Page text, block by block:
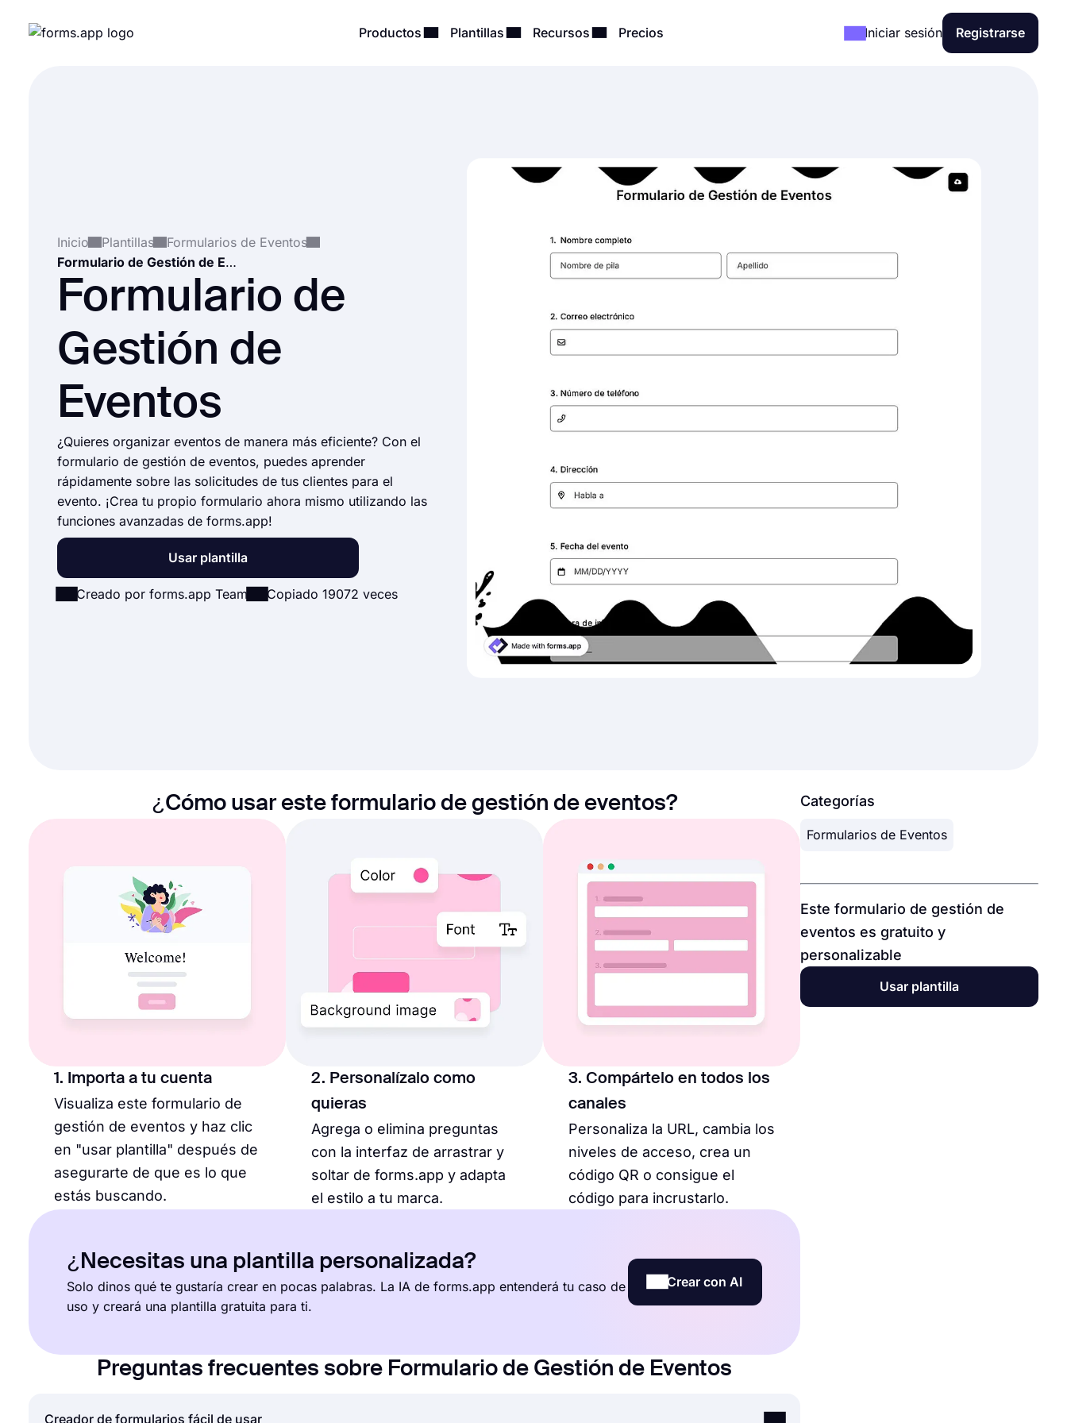
Productos Plantillas Recursos Precios Iniciar sesión Registrarse
Inicio Plantillas
Formularios de Eventos
Formulario de Gestión de Eventos
Formulario de
Gestión de
Eventos
¿Quieres organizar eventos de manera más eficiente? Con el
formulario de gestión de eventos, puedes aprender
rápidamente sobre las solicitudes de tus clientes para el
evento. ¡Crea tu propio formulario ahora mismo utilizando las
funciones avanzadas de forms.app!
Usar plantilla
Creado por forms.app Team Copiado 19072 veces
¿Cómo usar este formulario de gestión de eventos?
1. Importa a tu cuenta
Visualiza este formulario de
gestión de eventos y haz clic
en "usar plantilla" después de
asegurarte de que es lo que
estás buscando.
2. Personalízalo como
quieras
Agrega o elimina preguntas
con la interfaz de arrastrar y
soltar de forms.app y adapta
el estilo a tu marca.
3. Compártelo en todos los
canales
Personaliza la URL, cambia los
niveles de acceso, crea un
código QR o consigue el
código para incrustarlo.
¿Necesitas una plantilla personalizada?
Solo dinos qué te gustaría crear en pocas palabras. La IA de forms.app entenderá tu caso de
uso y creará una plantilla gratuita para ti.
Crear con AI
Preguntas frecuentes sobre Formulario de Gestión de Eventos
Creador de formularios fácil de usar
Categorías
Formularios de Eventos
Este formulario de gestión de
eventos es gratuito y
personalizable
Usar plantilla